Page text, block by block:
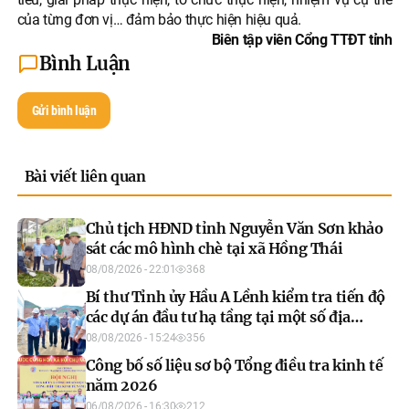
của từng đơn vị… đảm bảo thực hiện hiệu quả.
Biên tập viên Cổng TTĐT tỉnh
Bình Luận
Gửi bình luận
Bài viết liên quan
Chủ tịch HĐND tỉnh Nguyễn Văn Sơn khảo
sát các mô hình chè tại xã Hồng Thái
08/08/2026 - 22:01 368
Bí thư Tỉnh ủy Hầu A Lềnh kiểm tra tiến độ
các dự án đầu tư hạ tầng tại một số địa
phương
08/08/2026 - 15:24 356
Công bố số liệu sơ bộ Tổng điều tra kinh tế
năm 2026
06/08/2026 - 16:30 212